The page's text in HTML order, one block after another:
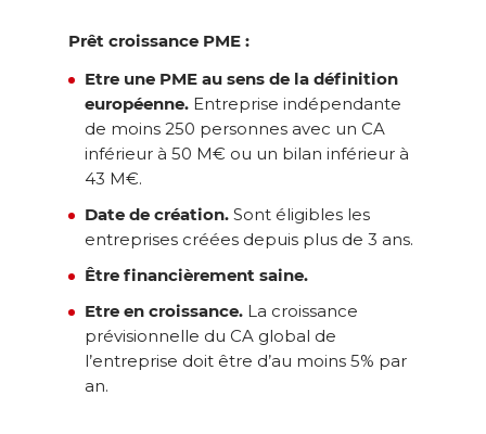
Prêt croissance PME :
Etre une PME au sens de la définition
européenne.Entreprise indépendante
de moins 250 personnes avec un CA
inférieur à 50 M€ ou un bilan inférieur à
43 M€.
Date de création.Sont éligibles les
entreprises créées depuis plus de 3 ans.
Être financièrement saine.
Etre en croissance.La croissance
prévisionnelle du CA global de
l’entreprise doit être d’au moins 5% par
an.